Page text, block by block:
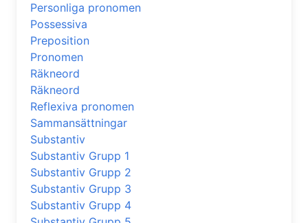
Personliga pronomen
Possessiva
Preposition
Pronomen
Räkneord
Räkneord
Reflexiva pronomen
Sammansättningar
Substantiv
Substantiv Grupp 1
Substantiv Grupp 2
Substantiv Grupp 3
Substantiv Grupp 4